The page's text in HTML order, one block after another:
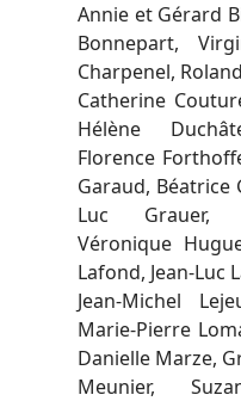
Annie et Gérard
Bonnepart,
Charpenel,
Catherine
Hélène
Florence
Garaud, Béatrice
Luc Grauer,
Véronique
Lafond, Jean-Luc
Jean-Michel
Marie-Pierre
Danielle Marze,
Meunier,